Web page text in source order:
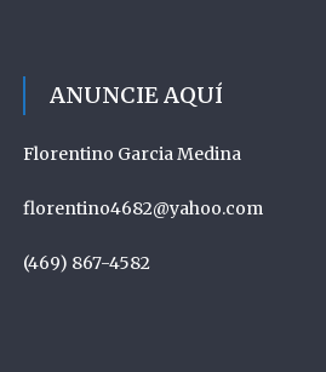
ANUNCIE AQUÍ
Florentino Garcia Medina
florentino4682@yahoo.com
(469) 867-4582